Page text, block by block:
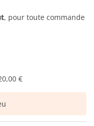
, pour toute commande
€